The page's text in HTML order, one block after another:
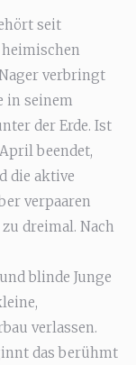
seit
verbringt
in seinem
der Erde. Ist
beendet,
die aktive
verpaaren
dreimal. Nach
blinde Junge
verlassen.
das berühmt